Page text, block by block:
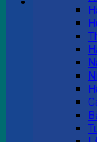
Tư vấn bán
0983 863
Hotline hỗ
0983 863